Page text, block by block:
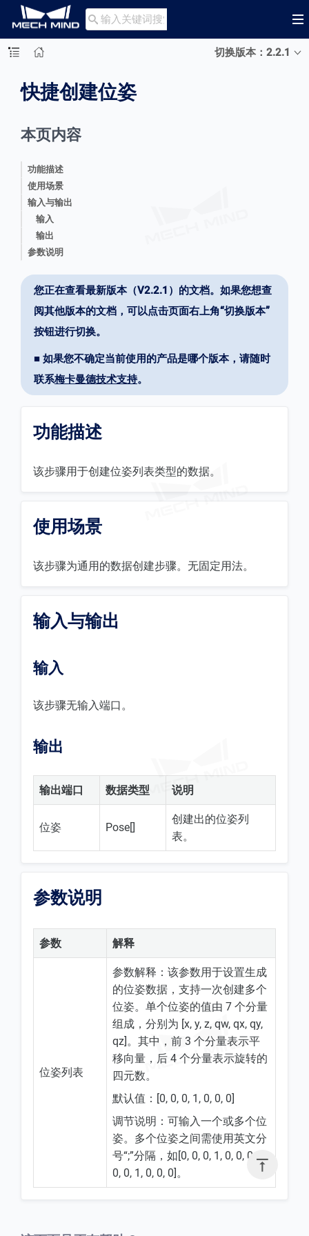

切换版本：2.2.1

快捷创建位姿
本页内容
功能描述
使用场景
输入与输出
输入
输出
参数说明
您正在查看最新版本（V2.2.1）的文档。如果您想查
阅其他版本的文档，可以点击页面右上角“切换版本”
按钮进行切换。
■ 如果您不确定当前使用的产品是哪个版本，请随时
联系梅卡曼德技术支持。
功能描述
该步骤用于创建位姿列表类型的数据。
使用场景
该步骤为通用的数据创建步骤。无固定用法。
输入与输出
输入
该步骤无输入端口。
输出
输出端口 数据类型 说明
位姿 Pose[]
创建出的位姿列
表。
参数说明
参数 解释
位姿列表
参数解释：该参数用于设置生成
的位姿数据，支持一次创建多个
位姿。单个位姿的值由 7 个分量
组成，分别为 [x, y, z, qw, qx, qy,
qz]。其中，前 3 个分量表示平
移向量，后 4 个分量表示旋转的
四元数。
默认值：[0, 0, 0, 1, 0, 0, 0]
调节说明：可输入一个或多个位
姿。多个位姿之间需使用英文分
号“;”分隔，如[0, 0, 0, 1, 0, 0, 0; 0,
0, 0, 1, 0, 0, 0]。